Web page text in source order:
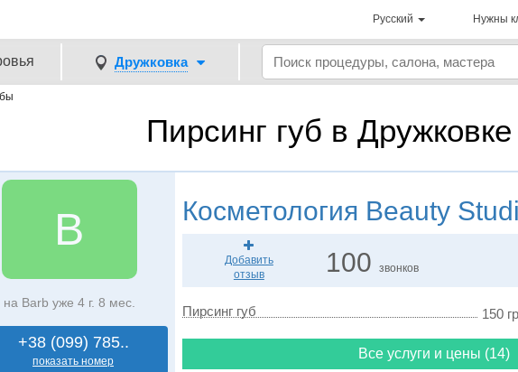
Русский Нужны
Дружковка
Пирсинг губ в Дружковке
B
на Barb уже 4 г. 8 мес.
+38 (099) 785..
показать номер
Косметология Beauty
Добавить
отзыв
100звонков
Пирсинг губ 150
Все услуги и цены (14)